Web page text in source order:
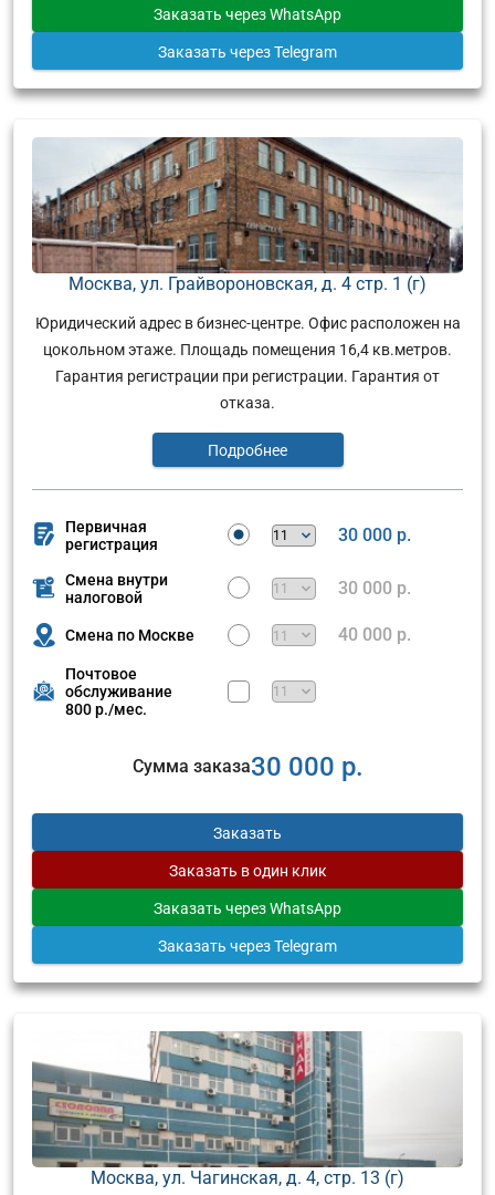
Заказать через WhatsApp
Заказать через Telegram
Москва, ул. Грайвороновская, д. 4 стр. 1 (г)
Юридический адрес в бизнес-центре. Офис расположен на
цокольном этаже. Площадь помещения 16,4 кв.метров.
Гарантия регистрации при регистрации. Гарантия от
отказа.
Подробнее
Первичная
регистрация
30 000 р.
Смена внутри
налоговой
30 000 р.
Смена по Москве 40 000 р.
Почтовое
обслуживание
800 р./мес.
Сумма заказа30 000 р.
Заказать
Заказать в один клик
Заказать через WhatsApp
Заказать через Telegram
Москва, ул. Чагинская, д. 4, стр. 13 (г)